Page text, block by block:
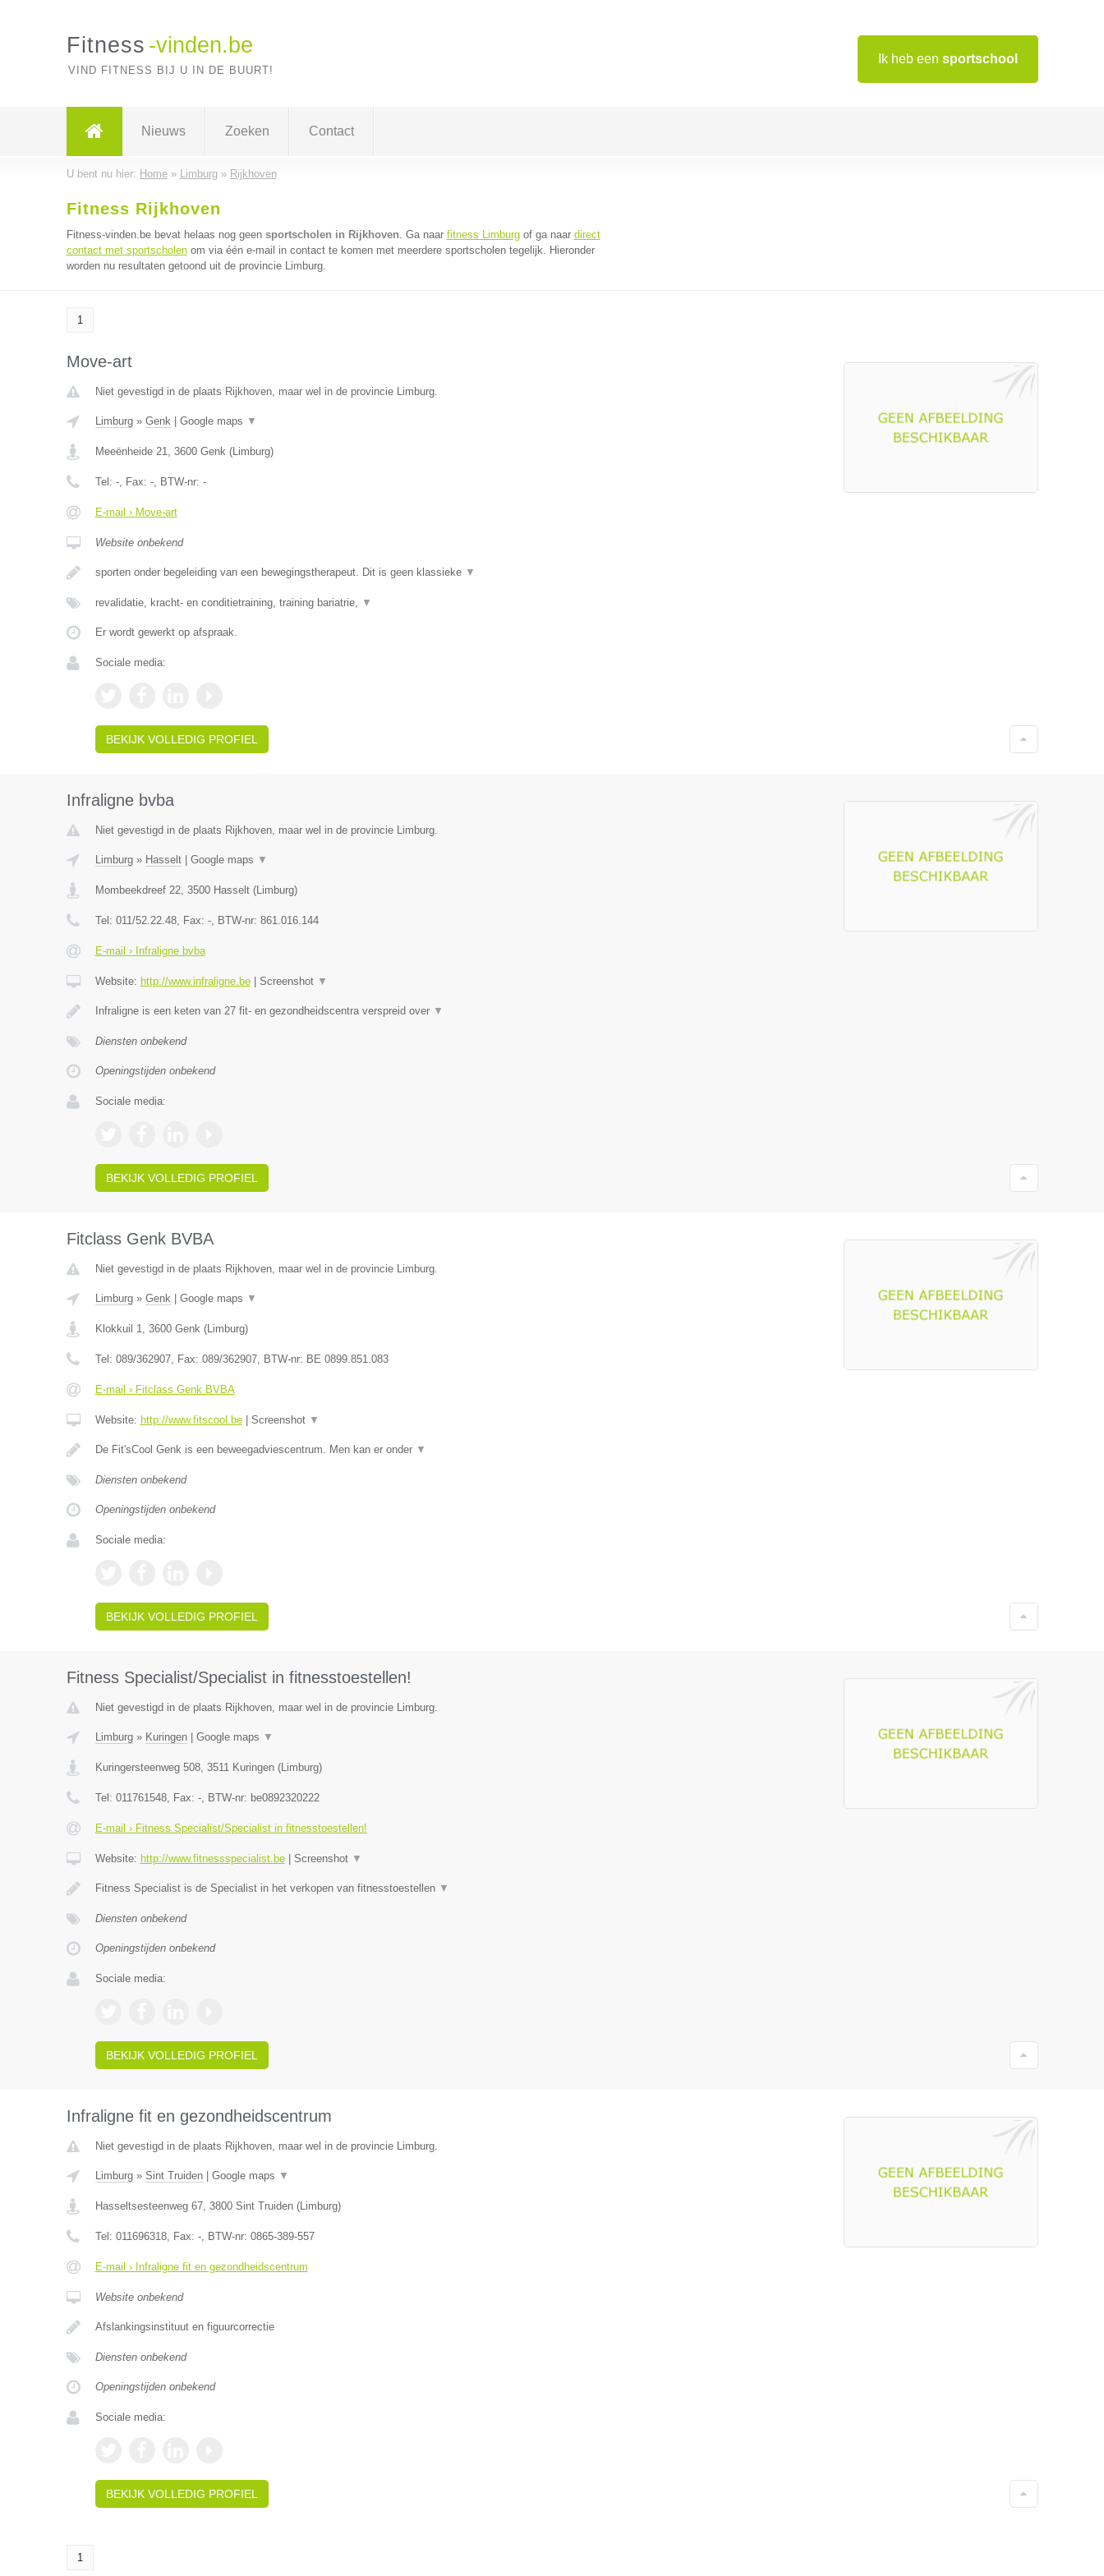
Ik heb een sportschool
Fitness -vinden.be
VIND FITNESS BIJ U IN DE BUURT!
Nieuws Zoeken Contact
U bent nu hier: Home» Limburg» Rijkhoven
Fitness Rijkhoven
Fitness-vinden.be bevat helaas nog geen sportscholen in Rijkhoven. Ga naar fitness Limburgof ga naar direct
contact met sportscholenom via één e-mail in contact te komen met meerdere sportscholen tegelijk. Hieronder
worden nu resultaten getoond uit de provincie Limburg.
1
Move-art
Niet gevestigd in de plaats Rijkhoven, maar wel in de provincie Limburg.
Limburg» Genk| Google maps ▼
Meeënheide 21, 3600 Genk(Limburg)
Tel: -, Fax: -, BTW-nr: -
E-mail › Move-art
Website onbekend
sporten onder begeleiding van een bewegingstherapeut. Dit is geen klassieke ▼
revalidatie, kracht- en conditietraining, training bariatrie, ▼
Er wordt gewerkt op afspraak.
Sociale media:
BEKIJK VOLLEDIG PROFIEL
Infraligne bvba
Niet gevestigd in de plaats Rijkhoven, maar wel in de provincie Limburg.
Limburg» Hasselt| Google maps ▼
Mombeekdreef 22, 3500 Hasselt(Limburg)
Tel: 011/52.22.48, Fax: -, BTW-nr: 861.016.144
E-mail › Infraligne bvba
Website: http://www.infraligne.be| Screenshot ▼
Infraligne is een keten van 27 fit- en gezondheidscentra verspreid over ▼
Diensten onbekend
Openingstijden onbekend
Sociale media:
BEKIJK VOLLEDIG PROFIEL
Fitclass Genk BVBA
Niet gevestigd in de plaats Rijkhoven, maar wel in de provincie Limburg.
Limburg» Genk| Google maps ▼
Klokkuil 1, 3600 Genk(Limburg)
Tel: 089/362907, Fax: 089/362907, BTW-nr: BE 0899.851.083
E-mail › Fitclass Genk BVBA
Website: http://www.fitscool.be| Screenshot ▼
De Fit'sCool Genk is een beweegadviescentrum. Men kan er onder ▼
Diensten onbekend
Openingstijden onbekend
Sociale media:
BEKIJK VOLLEDIG PROFIEL
Fitness Specialist/Specialist in fitnesstoestellen!
Niet gevestigd in de plaats Rijkhoven, maar wel in de provincie Limburg.
Limburg» Kuringen| Google maps ▼
Kuringersteenweg 508, 3511 Kuringen(Limburg)
Tel: 011761548, Fax: -, BTW-nr: be0892320222
E-mail › Fitness Specialist/Specialist in fitnesstoestellen!
Website: http://www.fitnessspecialist.be| Screenshot ▼
Fitness Specialist is de Specialist in het verkopen van fitnesstoestellen ▼
Diensten onbekend
Openingstijden onbekend
Sociale media:
BEKIJK VOLLEDIG PROFIEL
Infraligne fit en gezondheidscentrum
Niet gevestigd in de plaats Rijkhoven, maar wel in de provincie Limburg.
Limburg» Sint Truiden| Google maps ▼
Hasseltsesteenweg 67, 3800 Sint Truiden(Limburg)
Tel: 011696318, Fax: -, BTW-nr: 0865-389-557
E-mail › Infraligne fit en gezondheidscentrum
Website onbekend
Afslankingsinstituut en figuurcorrectie
Diensten onbekend
Openingstijden onbekend
Sociale media:
BEKIJK VOLLEDIG PROFIEL
1